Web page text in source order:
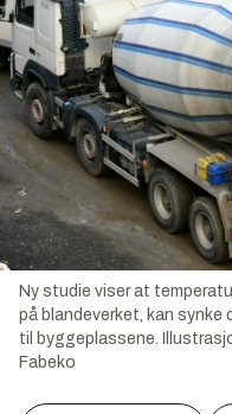
Ny studie viser at
på blandeverket, kan synke
til byggeplassene.
Fabeko